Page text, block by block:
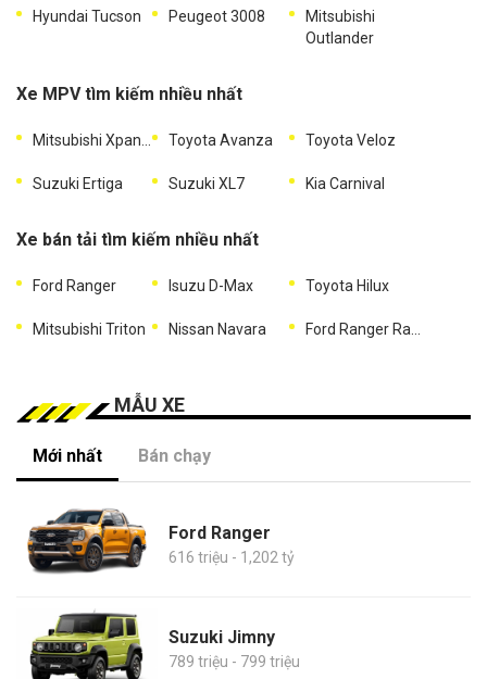
Hyundai Tucson Peugeot 3008
Mitsubishi
Outlander
Xe MPV tìm kiếm nhiều nhất
Toyota Avanza Toyota Veloz
Suzuki Ertiga Suzuki XL7 Kia Carnival
Xe bán tải tìm kiếm nhiều nhất
Ford Ranger Isuzu D-Max Toyota Hilux
Mitsubishi Triton Nissan Navara
MẪU XE
Mới nhất Bán chạy
Ford Ranger
616 triệu - 1,202 tỷ
Suzuki Jimny
789 triệu - 799 triệu